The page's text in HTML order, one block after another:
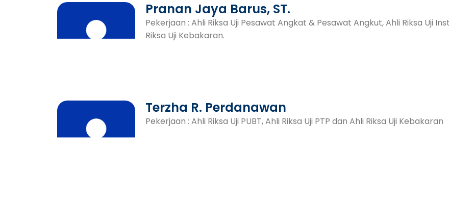
Pranan Jaya Barus, ST.
Pekerjaan : Ahli Riksa Uji Pesawat Angkat & Pesawat Angkut, Ahli Riksa Uji
Riksa Uji Kebakaran.
Terzha R. Perdanawan
Pekerjaan : Ahli Riksa Uji PUBT, Ahli Riksa Uji PTP dan Ahli Riksa Uji Kebakaran